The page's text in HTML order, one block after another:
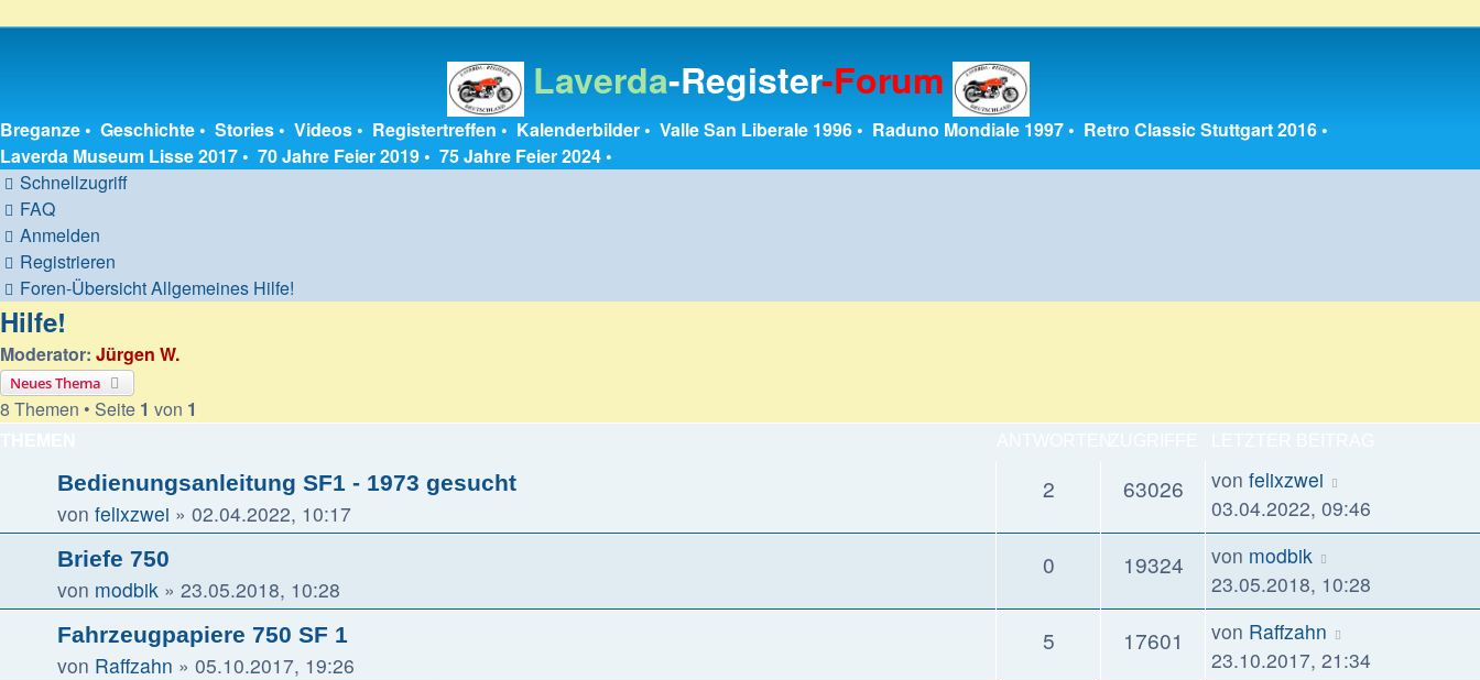
Laverda-Register-Forum
Breganze• Geschichte• Stories• Videos• Registertreffen • Kalenderbilder• Valle San Liberale 1996• Raduno Mondiale 1997• Retro Classic Stuttgart 2016•
Laverda Museum Lisse 2017• 70 Jahre Feier 2019• 75 Jahre Feier 2024•
Schnellzugriff
FAQ
Anmelden
Registrieren
Foren-ÜbersichtAllgemeines Hilfe!
Hilfe!
Moderator: Jürgen W.
Neues Thema
8 Themen • Seite 1 von 1
Bedienungsanleitung SF1 - 1973 gesucht
von felixzwei » 02.04.2022, 10:17
2Antworten63026Zugriffe
Letzter
Beitrag
von felixzwei
03.04.2022, 09:46
Briefe 750
von modbik » 23.05.2018, 10:28
0Antworten19324Zugriffe
Letzter
Beitrag
von modbik
23.05.2018, 10:28
Fahrzeugpapiere 750 SF 1
von Raffzahn » 05.10.2017, 19:26
5Antworten17601 Zugriffe
Letzter
Beitrag
von Raffzahn
23.10.2017, 21:34